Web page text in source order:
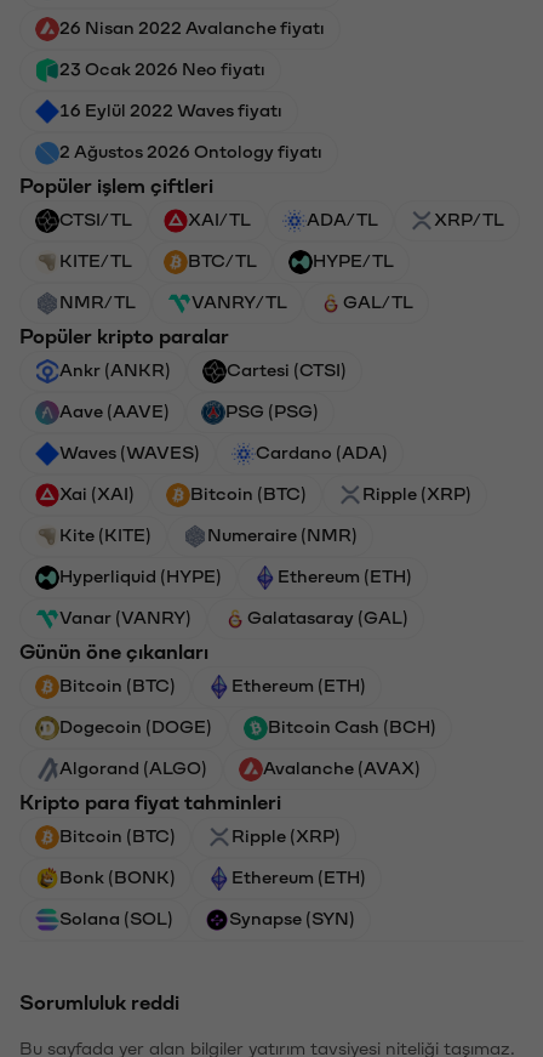
26 Nisan 2022 Avalanche fiyatı
23 Ocak 2026 Neo fiyatı
16 Eylül 2022 Waves fiyatı
2 Ağustos 2026 Ontology fiyatı
Popüler işlem çiftleri
CTSI/TL XAI/TL ADA/TL XRP/TL
KITE/TL BTC/TL HYPE/TL
NMR/TL VANRY/TL GAL/TL
Popüler kripto paralar
Ankr (ANKR) Cartesi (CTSI)
Aave (AAVE) PSG (PSG)
Waves (WAVES) Cardano (ADA)
Xai (XAI) Bitcoin (BTC) Ripple (XRP)
Kite (KITE) Numeraire (NMR)
Hyperliquid (HYPE) Ethereum (ETH)
Vanar (VANRY) Galatasaray (GAL)
Günün öne çıkanları
Bitcoin (BTC) Ethereum (ETH)
Dogecoin (DOGE) Bitcoin Cash (BCH)
Algorand (ALGO) Avalanche (AVAX)
Kripto para fiyat tahminleri
Bitcoin (BTC) Ripple (XRP)
Bonk (BONK) Ethereum (ETH)
Solana (SOL) Synapse (SYN)
Sorumluluk reddi
Bu sayfada yer alan bilgiler yatırım tavsiyesi niteliği taşımaz.